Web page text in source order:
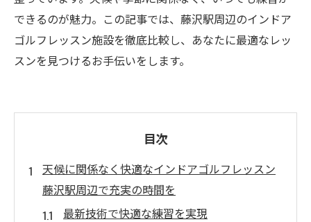
できるのが魅力。この記事では、藤沢駅周辺のインドア
ゴルフレッスン施設を徹底比較し、あなたに最適なレッ
スンを見つけるお手伝いをします。
目次
天候に関係なく快適なインドアゴルフレッスン
藤沢駅周辺で充実の時間を
最新技術で快適な練習を実現